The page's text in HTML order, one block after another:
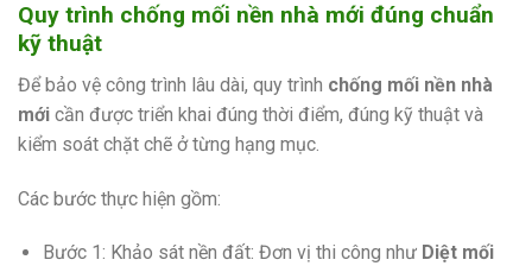
Quy trình chống mối nền nhà mới đúng chuẩn
kỹ thuật
Để bảo vệ công trình lâu dài, quy trình chống mối nền nhà
mới cần được triển khai đúng thời điểm, đúng kỹ thuật và
kiểm soát chặt chẽ ở từng hạng mục.
Các bước thực hiện gồm:
Bước 1: Khảo sát nền đất: Đơn vị thi công như Diệt mối